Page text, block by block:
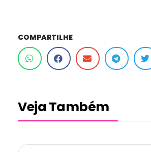
COMPARTILHE
Veja Também